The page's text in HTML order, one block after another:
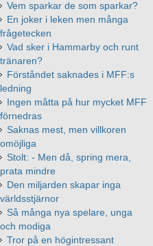
Vem sparkar de som sparkar?
En joker i leken men många
frågetecken
Vad sker i Hammarby och runt
tränaren?
Förståndet saknades i MFF:s
ledning
Ingen måtta på hur mycket MFF
förnedras
Saknas mest, men villkoren
omöjliga
Stolt: - Men då, spring mera,
prata mindre
Den miljarden skapar inga
världsstjärnor
Så många nya spelare, unga
och modiga
Tror på en högintressant